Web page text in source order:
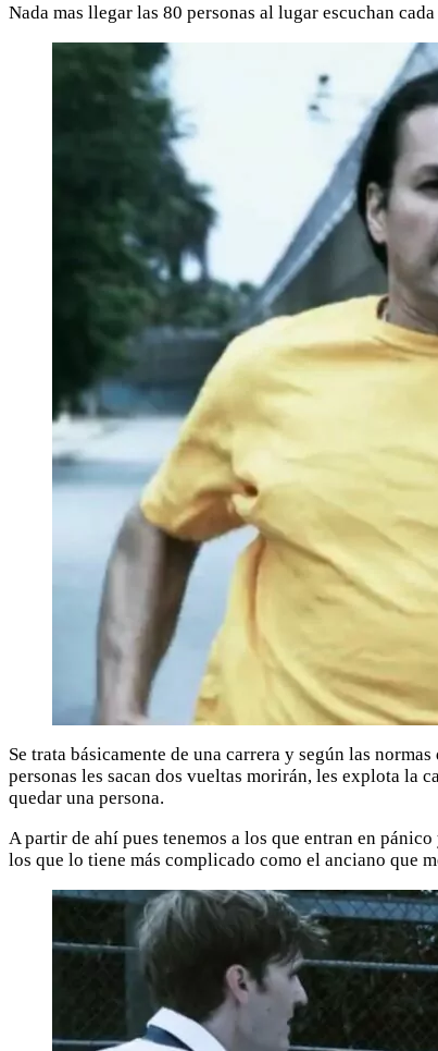
Nada mas llegar las 80 personas al lugar escuchan
Se trata básicamente de una carrera y según las
personas les sacan dos vueltas morirán, les explota la
quedar una persona.
A partir de ahí pues tenemos a los que entran en
los que lo tiene más complicado como el anciano que